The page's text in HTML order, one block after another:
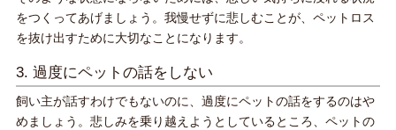
をつくってあげましょう。我慢せずに悲しむことが、ペットロス
を抜け出すために大切なことになります。
3. 過度にペットの話をしない
飼い主が話すわけでもないのに、過度にペットの話をするのはや
めましょう。悲しみを乗り越えようとしているところ、ペットの